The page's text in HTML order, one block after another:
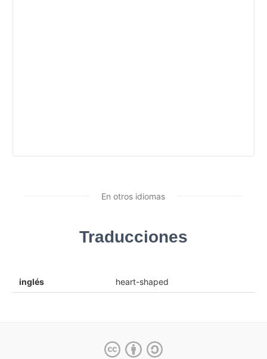
En otros idiomas
Traducciones
inglés heart-shaped